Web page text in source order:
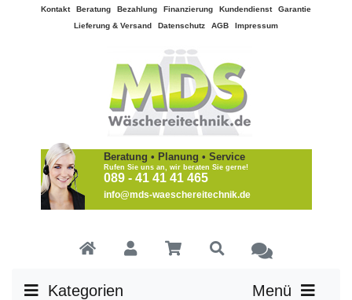
Kontakt Beratung Bezahlung Finanzierung Kundendienst
Garantie
Lieferung & Versand
Datenschutz AGB Impressum
Beratung • Planung • Service
Rufen Sie uns an, wir beraten Sie gerne!
089 - 41 41 41 465
info@mds-waeschereitechnik.de
Kategorien Menü